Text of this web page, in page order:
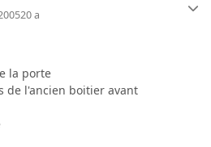
20 a
la porte
de l'ancien boitier avant